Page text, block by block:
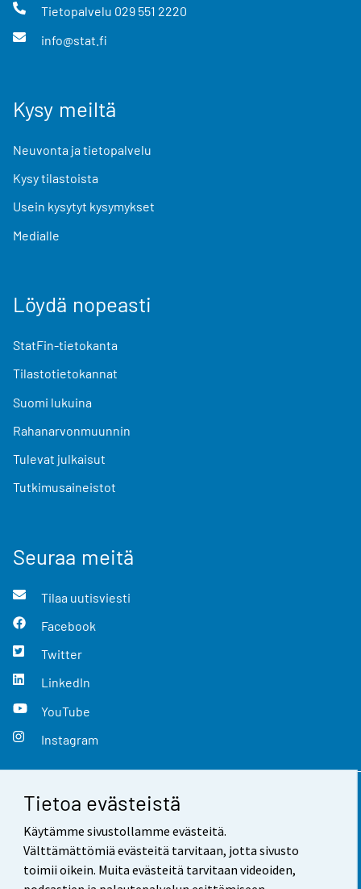
Tietoa evästeistä
Käytämme sivustollamme evästeitä.
Välttämättömiä evästeitä tarvitaan, jotta sivusto
toimii oikein. Muita evästeitä tarvitaan videoiden,
Tietopalvelu 029 551 2220
info@stat.fi
Kysy meiltä
Neuvonta ja tietopalvelu
Kysy tilastoista
Usein kysytyt kysymykset
Medialle
Löydä nopeasti
StatFin-tietokanta
Tilastotietokannat
Suomi lukuina
Rahanarvonmuunnin
Tulevat julkaisut
Tutkimusaineistot
Seuraa meitä
Tilaa uutisviesti
Facebook
Twitter
LinkedIn
YouTube
Instagram
Yhteystiedot
Palaute
Käyttöehdot